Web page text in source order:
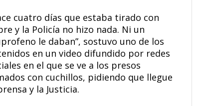
cuatro días que estaba tirado con
y la Policía no hizo nada. Ni un
le daban”, sostuvo uno de los
en un video difundido por redes
en el que se ve a los presos
con cuchillos, pidiendo que llegue
y la Justicia.